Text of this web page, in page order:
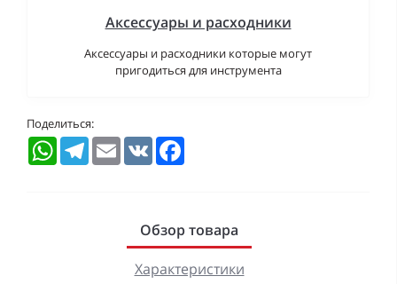
Аксессуары и расходники
Аксессуары и расходники которые могут
пригодиться для инструмента
Поделиться:
WhatsAppTelegramEmail VK
Обзор товара
Характеристики